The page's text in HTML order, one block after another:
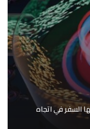
السفر في اتجاه